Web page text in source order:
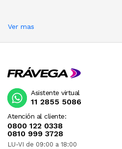
Ver mas
Atención al cliente:
0800 122 0338
0810 999 3728
LU-VI de 09:00 a 18:00
Asistente virtual
11 2855 5086